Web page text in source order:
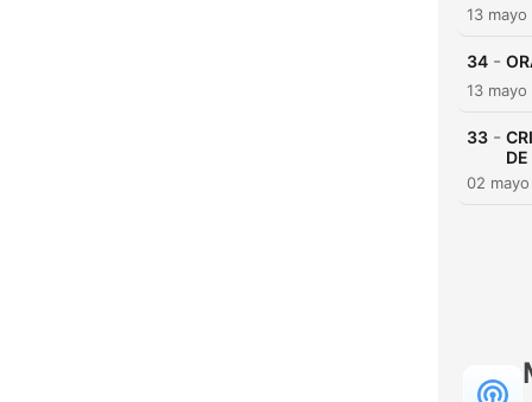
13
34 -
13
33 -
02